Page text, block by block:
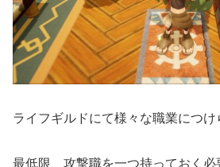
ライフギルドにて様々な職業につけ
最低限、攻撃職を一つ持っておく必